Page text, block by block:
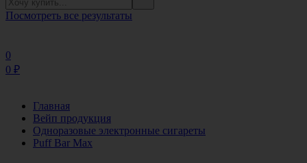
Посмотреть все результаты
0
0 ₽
Главная
Вейп продукция
Одноразовые электронные сигареты
Puff Bar Max